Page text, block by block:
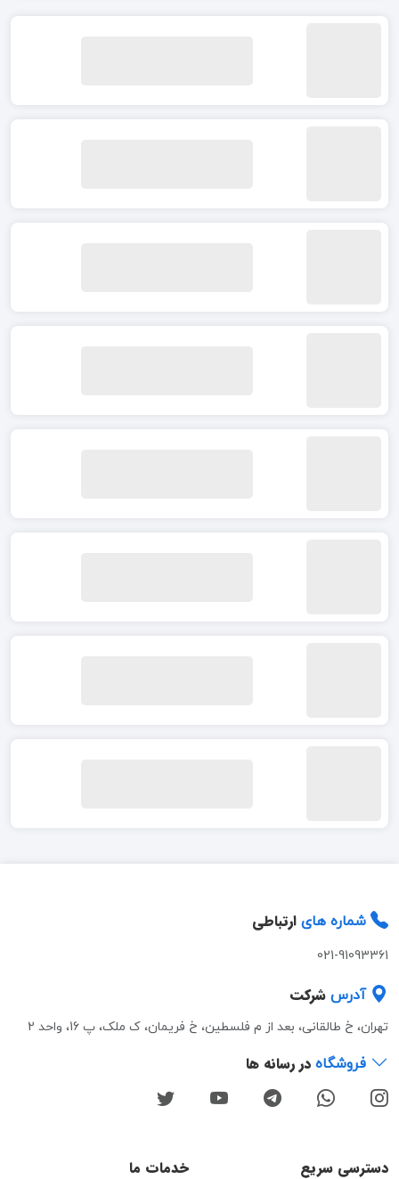
شماره های ارتباطی
021-91093361
آدرس شرکت
تهران، خ طالقانی، بعد از م فلسطین، خ فریمان، ک ملک، پ 16، واحد 2
فروشگاه در رسانه ها
دسترسی سریع خدمات ما